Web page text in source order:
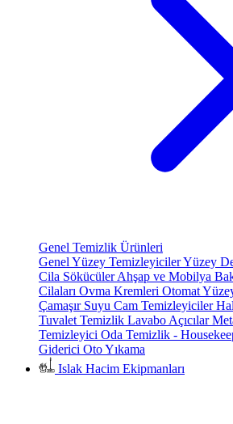
Genel Temizlik Ürünleri
Genel Yüzey TemizleyicilerYüzey
Cila SökücülerAhşap ve Mobilya
Cilaları Ovma Kremleri Otomat
Çamaşır Suyu Cam Temizleyiciler
Tuvalet Temizlik Lavabo Açıcılar
Temizleyici Oda Temizlik -
Giderici Oto Yıkama
Islak Hacim Ekipmanları